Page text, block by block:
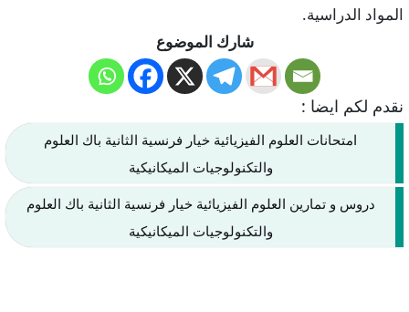
المواد الدراسية.
شارك الموضوع
نقدم لكم ايضا :
امتحانات العلوم الفيزيائية خيار فرنسية الثانية باك العلوم
والتكنولوجيات الميكانيكية
دروس و تمارين العلوم الفيزيائية خيار فرنسية الثانية باك العلوم
والتكنولوجيات الميكانيكية